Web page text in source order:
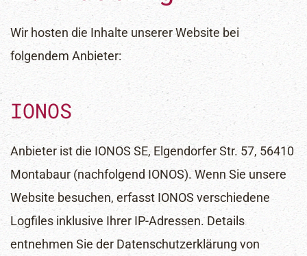
Wir hosten die Inhalte unserer Website bei
folgendem Anbieter:
IONOS
Anbieter ist die IONOS SE, Elgendorfer Str. 57, 56410
Montabaur (nachfolgend IONOS). Wenn Sie unsere
Website besuchen, erfasst IONOS verschiedene
Logfiles inklusive Ihrer IP-Adressen. Details
entnehmen Sie der Datenschutzerklärung von